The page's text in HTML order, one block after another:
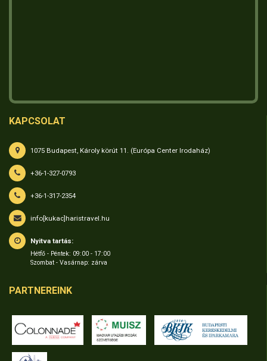
KAPCSOLAT
1075 Budapest, Károly körút 11. (Európa Center Irodaház)
+36-1-327-0793
+36-1-317-2354
info[kukac]haristravel.hu
Nyitva tartás:
Hétfő - Péntek: 09:00 - 17:00
Szombat - Vasárnap: zárva
PARTNEREINK